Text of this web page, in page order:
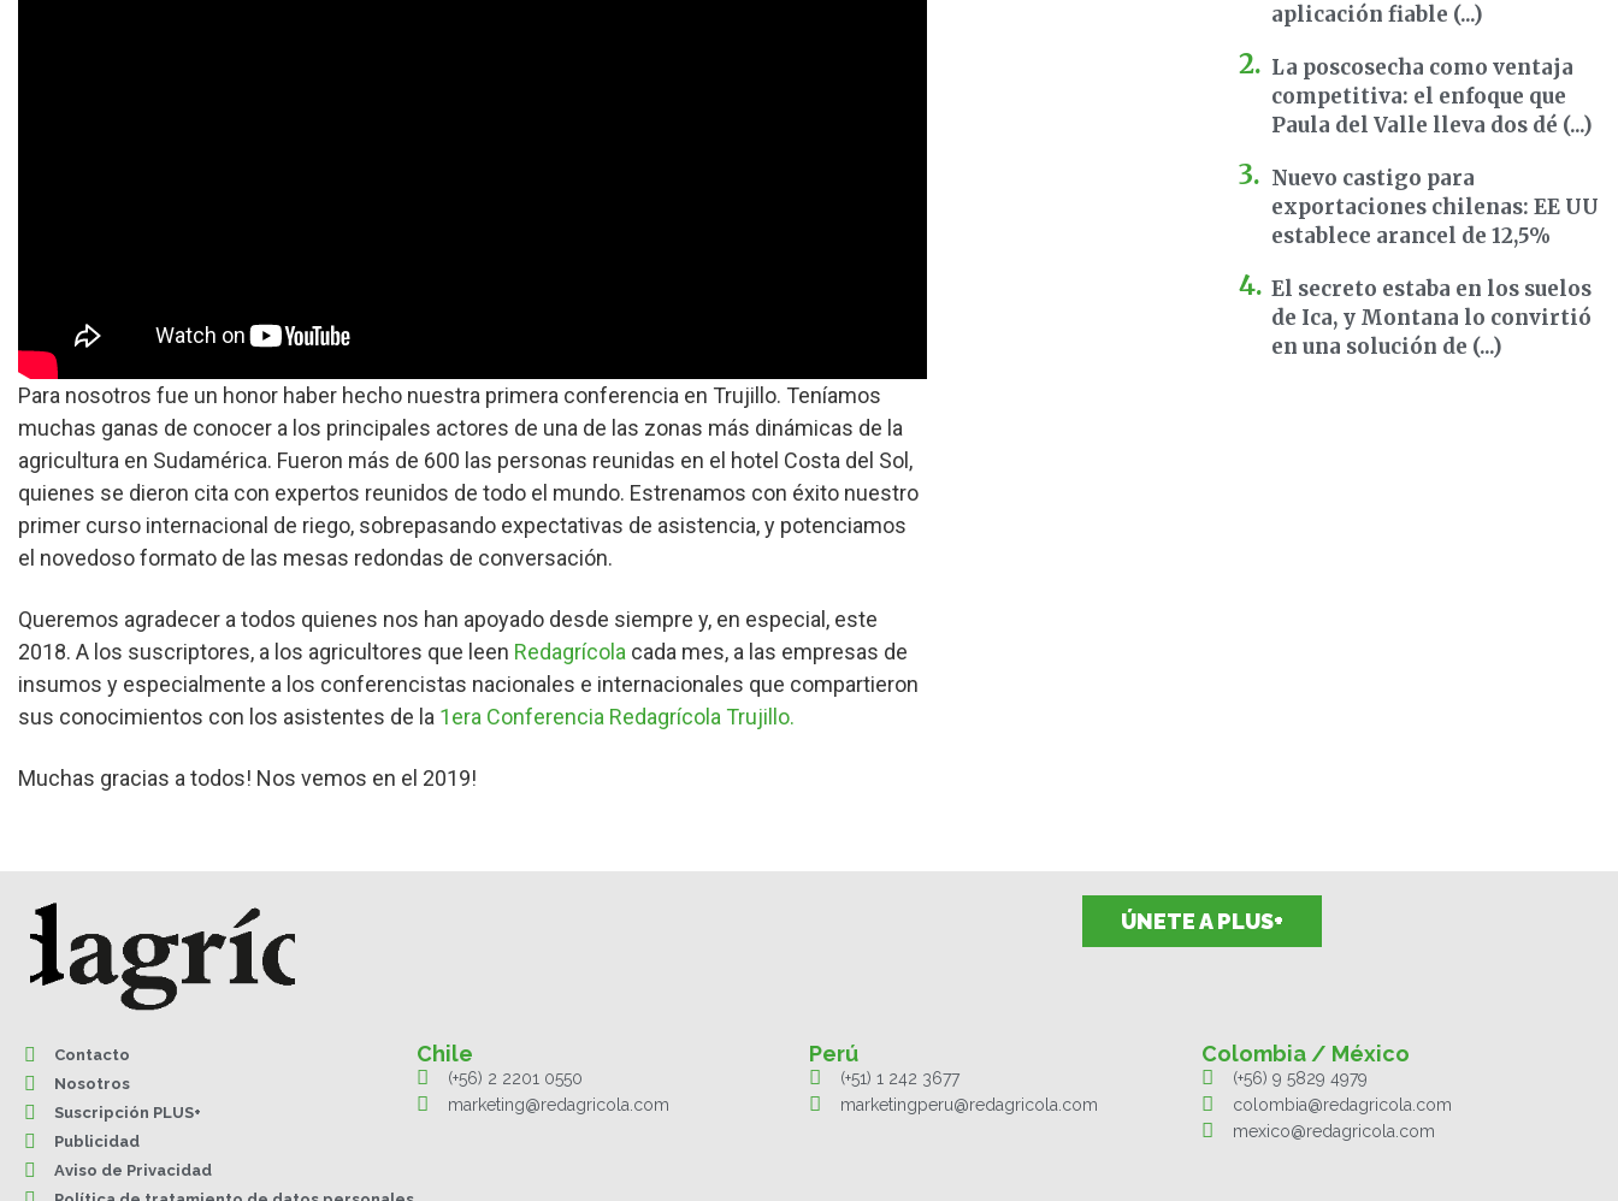
Para nosotros fue un honor haber hecho nuestra primera conferencia en Trujillo. Teníamos
muchas ganas de conocer a los principales actores de una de las zonas más dinámicas de la
agricultura en Sudamérica. Fueron más de 600 las personas reunidas en el hotel Costa del Sol,
quienes se dieron cita con expertos reunidos de todo el mundo. Estrenamos con éxito nuestro
primer curso internacional de riego, sobrepasando expectativas de asistencia, y potenciamos
el novedoso formato de las mesas redondas de conversación.
Queremos agradecer a todos quienes nos han apoyado desde siempre y, en especial, este
2018. A los suscriptores, a los agricultores que leen Redagrí­cola cada mes, a las empresas de
insumos y especialmente a los conferencistas nacionales e internacionales que compartieron
sus conocimientos con los asistentes de la 1era Conferencia Redagrícola Trujillo.
Muchas gracias a todos! Nos vemos en el 2019!
aplicación fiable (...)
La poscosecha como ventaja
competitiva: el enfoque que
Paula del Valle lleva dos dé (...)
Nuevo castigo para
exportaciones chilenas: EE UU
establece arancel de 12,5%
El secreto estaba en los suelos
de Ica, y Montana lo convirtió
en una solución de (...)
ÚNETE A PLUS+
Contacto
Nosotros
Suscripción PLUS+
Publicidad
Aviso de Privacidad
Chile
(+56) 2 2201 0550
marketing@redagricola.com
Perú
(+51) 1 242 3677
marketingperu@redagricola.com
Colombia / México
(+56) 9 5829 4979
colombia@redagricola.com
mexico@redagricola.com